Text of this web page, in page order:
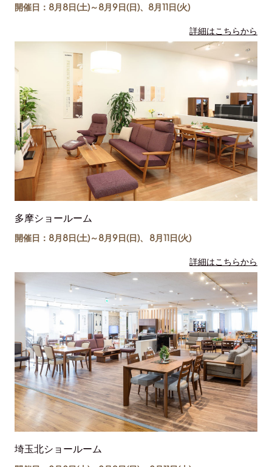
開催日：8月8日(土)～8月9日(日)、 8月11日(火)
詳細はこちらから
多摩ショールーム
開催日：8月8日(土)～8月9日(日)、 8月11日(火)
詳細はこちらから
埼玉北ショールーム